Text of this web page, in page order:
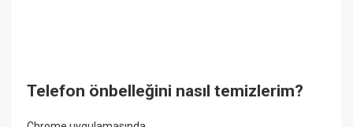
Telefon önbelleğini nasıl temizlerim?